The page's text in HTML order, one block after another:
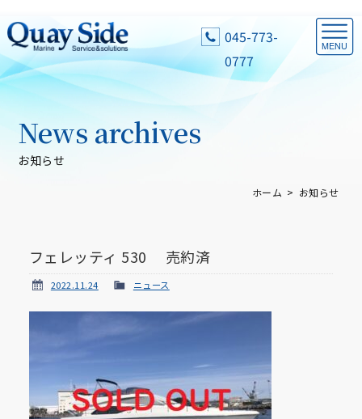
045-773-
0777
お知らせ
News archives
ホーム お知らせ
フェレッティ 530 売約済
2022.11.24 ニュース